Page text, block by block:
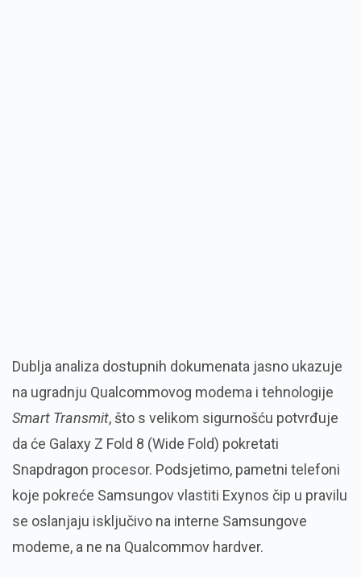
Dublja analiza dostupnih dokumenata jasno ukazuje
na ugradnju Qualcommovog modema i tehnologije
Smart Transmit, što s velikom sigurnošću potvrđuje
da će Galaxy Z Fold 8 (Wide Fold) pokretati
Snapdragon procesor. Podsjetimo, pametni telefoni
koje pokreće Samsungov vlastiti Exynos čip u pravilu
se oslanjaju isključivo na interne Samsungove
modeme, a ne na Qualcommov hardver.